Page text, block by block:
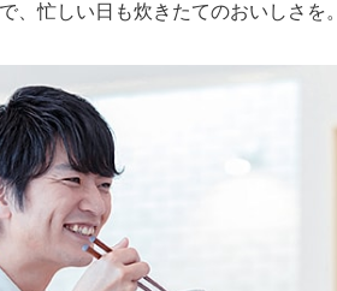
、忙しい日も炊きたてのおいしさを。